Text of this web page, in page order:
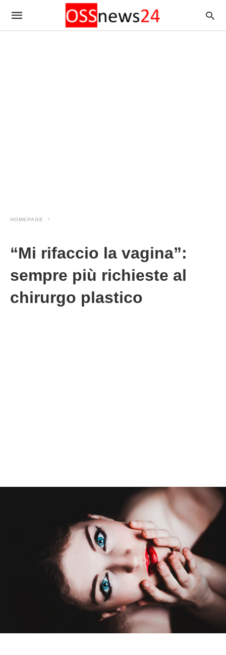
HOMEPAGE
“Mi rifaccio la vagina”:
sempre più richieste al
chirurgo plastico